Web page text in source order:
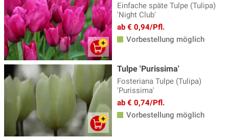
Einfache späte Tulpe (Tulipa)
'Night Club'
ab € 0,94/Pfl.
Vorbestellung möglich
Tulpe 'Purissima'
Fosteriana Tulpe (Tulipa)
'Purissima'
ab € 0,74/Pfl.
Vorbestellung möglich